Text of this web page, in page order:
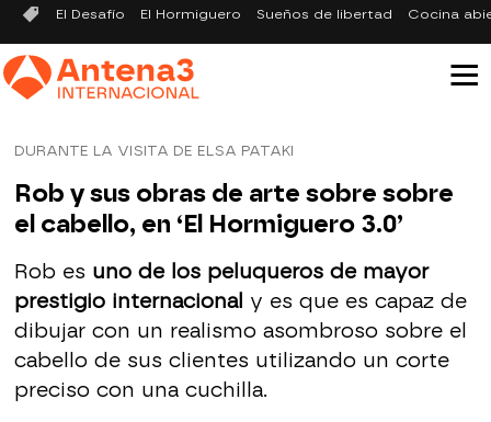
El Desafío El Hormiguero Sueños de libertad Cocina
DURANTE LA VISITA DE ELSA PATAKI
Rob y sus obras de arte sobre sobre
el cabello, en ‘El Hormiguero 3.0’
Rob es uno de los peluqueros de mayor
prestigio internacional y es que es capaz de
dibujar con un realismo asombroso sobre el
cabello de sus clientes utilizando un corte
preciso con una cuchilla.